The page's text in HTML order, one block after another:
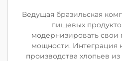
Ведущая бразильская
пищевых
модернизировать свои
мощности.
производства хлопьев